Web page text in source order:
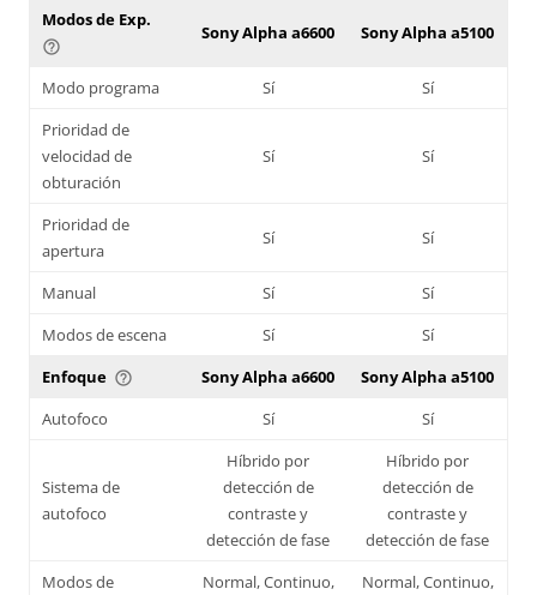
Modos de Exp.
help_outline
Sony Alpha a6600 Sony Alpha a5100
Modo programa Sí
Sí
Prioridad de
velocidad de
obturación
Sí Sí
Prioridad de
apertura
Sí Sí
Manual Sí
Sí
Modos de escena
Sí
Sí
Enfoque help_outline Sony Alpha a6600
Sony Alpha a5100
Autofoco
Sí Sí
Sistema de
autofoco
Híbrido por
detección de
contraste y
detección de fase
Híbrido por
detección de
contraste y
detección de fase
Modos de
Normal, Continuo,
Normal, Continuo,